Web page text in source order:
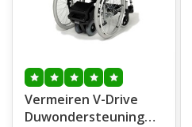
Vermeiren V-Drive
Duwondersteuning